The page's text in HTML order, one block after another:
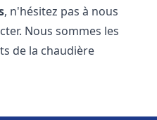
, n'hésitez pas à nous
Nous sommes les
de la chaudière